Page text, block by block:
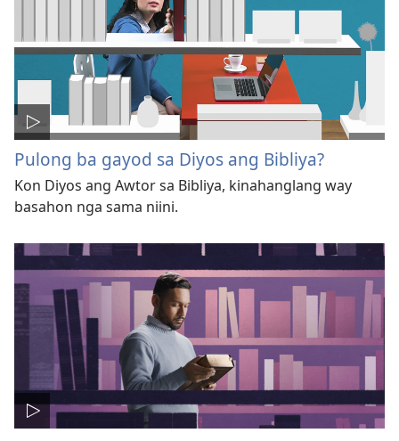
Pulong ba gayod sa Diyos ang Bibliya?
Kon Diyos ang Awtor sa Bibliya, kinahanglang way
basahon nga sama niini.